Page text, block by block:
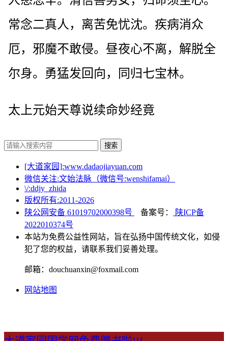
常念二真人，离苦免忧沈。疾病消众
厄，邪魔不敢侵。昼夜心不离，解脱全
尔身。勇猛发回向，同归七宝林。
太上元始天尊说续命妙经竟
搜索
[大道家园]:www.dadaojiayuan.com
微信关注:文始法脉（微信号:wenshifamai）
\/:ddjy_zhida
版权所有:2011-2026
陕公网安备 61019702000398号
备案号：
陕ICP备
2022010374号
本站为免费公益性网站，旨在弘扬中国传统文化，如侵
犯了您的权益，请联系我们妥善处理。
邮箱：douchuanxin@foxmail.com
网站地图